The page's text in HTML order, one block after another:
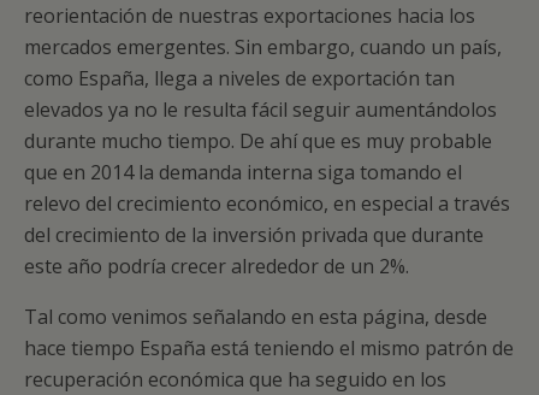
reorientación de nuestras exportaciones hacia los
mercados emergentes. Sin embargo, cuando un país,
como España, llega a niveles de exportación tan
elevados ya no le resulta fácil seguir aumentándolos
durante mucho tiempo. De ahí que es muy probable
que en 2014 la demanda interna siga tomando el
relevo del crecimiento económico, en especial a través
del crecimiento de la inversión privada que durante
este año podría crecer alrededor de un 2%.
Tal como venimos señalando en esta página, desde
hace tiempo España está teniendo el mismo patrón de
recuperación económica que ha seguido en los